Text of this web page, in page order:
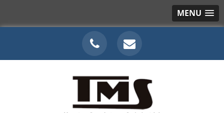
MENU